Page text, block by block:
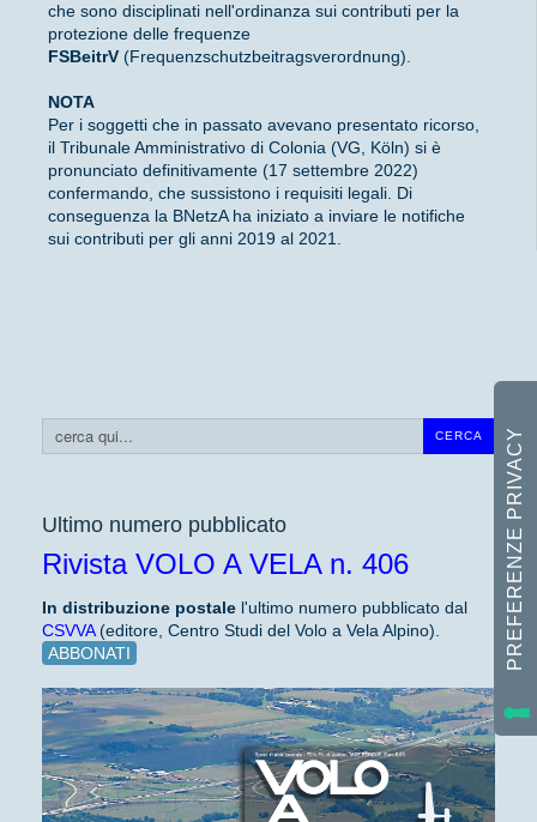
CERCA
Cerca...
Ultimo numero pubblicato
Rivista VOLO A VELA n. 406
In distribuzione postale l'ultimo numero pubblicato dal
CSVVA(editore, Centro Studi del Volo a Vela Alpino).
ABBONATI
che sono disciplinati nell'ordinanza sui contributi per la
protezione delle frequenze
FSBeitrV (Frequenzschutzbeitragsverordnung).
NOTA
Per i soggetti che in passato avevano presentato ricorso,
il Tribunale Amministrativo di Colonia (VG, Köln) si è
pronunciato definitivamente (17 settembre 2022)
confermando, che sussistono i requisiti legali. Di
conseguenza la BNetzA ha iniziato a inviare le notifiche
sui contributi per gli anni 2019 al 2021.